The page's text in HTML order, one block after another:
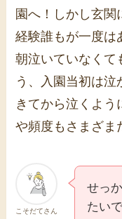
園へ！しかし玄
経験誰もが一度は
朝泣いていなくて
う、入園当初は泣
きてから泣くよ
や頻度もさまざま
こそだてさん
せっ
たい